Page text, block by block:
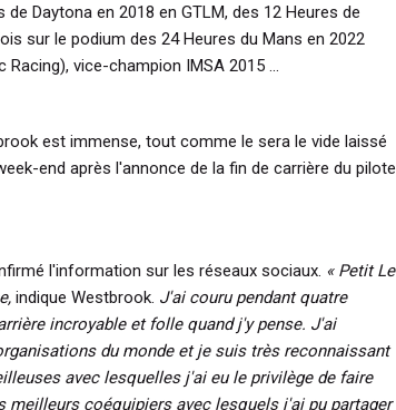
de Daytona en 2018 en GTLM, des 12 Heures de
sur le podium des 24 Heures du Mans en 2022
Racing), vice-champion IMSA 2015 ...
est immense, tout comme le sera le vide laissé
end après l'annonce de la fin de carrière du pilote
l'information sur les réseaux sociaux. « Petit Le
indique Westbrook. J'ai couru pendant quatre
incroyable et folle quand j'y pense. J'ai
du monde et je suis très reconnaissant
avec lesquelles j'ai eu le privilège de faire
meilleurs coéquipiers avec lesquels j'ai pu partager